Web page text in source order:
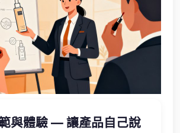
與體驗 — 讓產品自己說